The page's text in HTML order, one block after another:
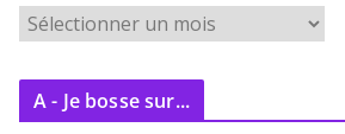
c
A - Je bosse sur...